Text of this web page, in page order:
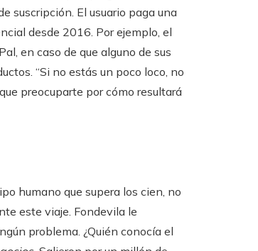
suscripción. El usuario paga una
desde 2016. Por ejemplo, el
en caso de que alguno de sus
“Si no estás un poco loco, no
preocuparte por cómo resultará
humano que supera los cien, no
este viaje. Fondevila le
problema. ¿Quién conocía el